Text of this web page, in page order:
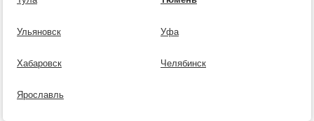
Ульяновск Уфа
Хабаровск Челябинск
Ярославль